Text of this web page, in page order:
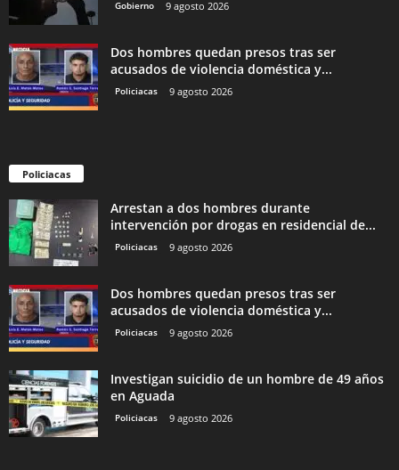
Gobierno 9 agosto 2026
Dos hombres quedan presos tras ser
acusados de violencia doméstica y...
Policiacas 9 agosto 2026
Policiacas
Arrestan a dos hombres durante
intervención por drogas en residencial de...
Policiacas 9 agosto 2026
Dos hombres quedan presos tras ser
acusados de violencia doméstica y...
Policiacas 9 agosto 2026
Investigan suicidio de un hombre de 49 años
en Aguada
Policiacas 9 agosto 2026